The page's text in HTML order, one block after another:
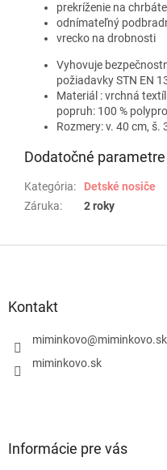
prekríženie na
odnímateľný
vrecko na drobnosti
Vyhovuje
požiadavky STN EN
Materiál : vrchná
popruh: 100 %
Rozmery: v. 40 cm, š.
Dodatočné parametre
Kategória:
Detské nosiče
Záruka: 2 roky
Kontakt
miminkovo@miminkovo.sk
miminkovo.sk
Informácie pre vás